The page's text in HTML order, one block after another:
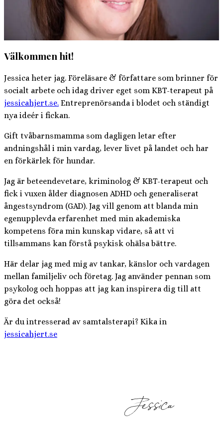
Välkommen hit!
Jessica heter jag. Föreläsare & författare som brinner för
socialt arbete och idag driver eget som KBT-terapeut på
jessicahjert.se. Entreprenörsanda i blodet och ständigt
nya ideér i fickan.
Gift tvåbarnsmamma som dagligen letar efter
andningshål i min vardag, lever livet på landet och har
en förkärlek för hundar.
Jag är beteendevetare, kriminolog & KBT-terapeut och
fick i vuxen ålder diagnosen ADHD och generaliserat
ångestsyndrom (GAD). Jag vill genom att blanda min
egenupplevda erfarenhet med min akademiska
kompetens föra min kunskap vidare, så att vi
tillsammans kan förstå psykisk ohälsa bättre.
Här delar jag med mig av tankar, känslor och vardagen
mellan familjeliv och företag. Jag använder pennan som
psykolog och hoppas att jag kan inspirera dig till att
göra det också!
Är du intresserad av samtalsterapi? Kika in
jessicahjert.se